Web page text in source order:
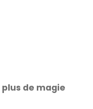
plus de magie